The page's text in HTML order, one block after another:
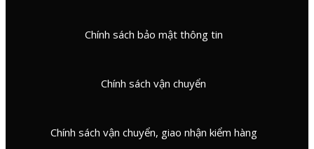
Chính sách bảo mật thông tin
Chính sách vận chuyển, giao nhận kiểm hàng
Chính sách vận chuyển